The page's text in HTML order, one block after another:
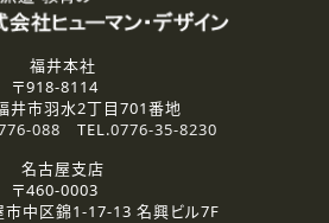
話・Ｅメールのいずれかの方法とい
報は、法令等の規定に従う場合を除き、
委託
護の評価基準を満たした委託先に、個
福井本社
〒918-8114
井市羽水2丁目701番地
088 TEL.0776-35-8230
名古屋支店
〒460-0003
市中区錦1-17-13 名興ビル7F